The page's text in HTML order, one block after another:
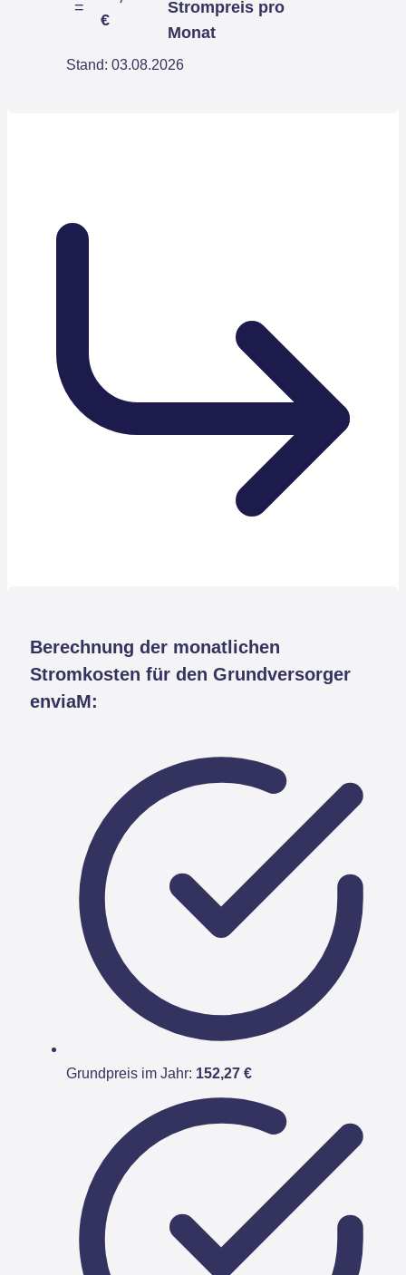
=
€
Strompreis pro
Monat
Stand: 03.08.2026
Berechnung der monatlichen
Stromkosten für den Grundversorger
enviaM:
Grundpreis im Jahr: 152,27 €